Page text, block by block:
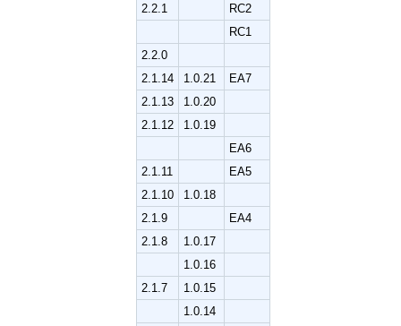
2.2.1
RC2
RC1
2.2.0
2.1.14
1.0.21
EA7
2.1.13
1.0.20
2.1.12
1.0.19
EA6
2.1.11
EA5
2.1.10
1.0.18
2.1.9
EA4
2.1.8
1.0.17
1.0.16
2.1.7
1.0.15
1.0.14